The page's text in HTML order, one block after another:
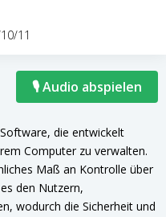
11
🎙 Audio abspielen
die entwickelt
Computer zu verwalten.
Maß an Kontrolle über
den Nutzern,
wodurch die Sicherheit und